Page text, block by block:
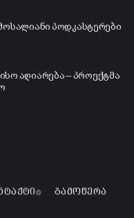
პოდკასტერები
აღიარება — პროექტმა
გამოწერა